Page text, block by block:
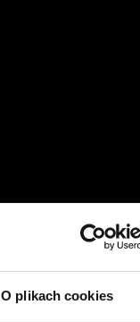
O plikach cookies